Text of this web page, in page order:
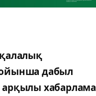
дабыл
хабарлама